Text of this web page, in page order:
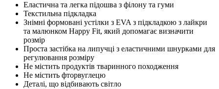
Еластична та легка підошва з філону та гуми
Текстильна підкладка
Знімні формовані устілки з EVA з підкладкою з лайкри
та малюнком Happy Fit, який допомагає визначити
розмір
Проста застібка на липучці з еластичними шнурками для
регулювання розміру
Не містить продуктів тваринного походження
Не містить фторвуглецю
Деталі, що відбивають світло